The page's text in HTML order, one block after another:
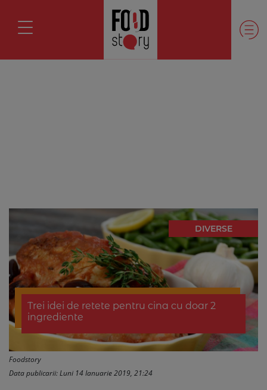
DIVERSE
Trei idei de retete pentru cina cu doar 2
ingrediente
Foodstory
Data publicarii: Luni 14 Ianuarie 2019, 21:24